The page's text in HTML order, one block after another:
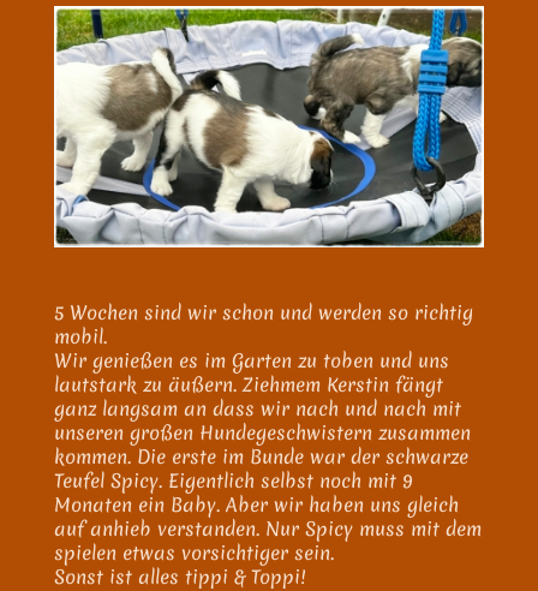
5 Wochen sind wir schon und werden so richtig
mobil.
Wir genießen es im Garten zu toben und uns
lautstark zu äußern. Ziehmem Kerstin fängt
ganz langsam an dass wir nach und nach mit
unseren großen Hundegeschwistern zusammen
kommen. Die erste im Bunde war der schwarze
Teufel Spicy. Eigentlich selbst noch mit 9
Monaten ein Baby. Aber wir haben uns gleich
auf anhieb verstanden. Nur Spicy muss mit dem
spielen etwas vorsichtiger sein.
Sonst ist alles tippi & Toppi!